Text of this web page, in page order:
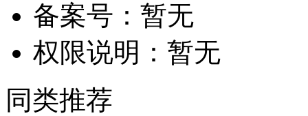
备案号： 暂无
权限说明： 暂无
同类推荐